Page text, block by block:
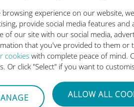
experience on our website,
provide social media features and
our site with our social media,
that you've provided to them or
cookies with complete peace of mind.
Or click "Select" if you want to
ALLOW ALL
di